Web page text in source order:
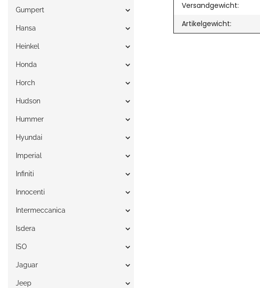
Versandgewicht:
Artikelgewicht:
Gumpert
Hansa
Heinkel
Honda
Horch
Hudson
Hummer
Hyundai
Imperial
Infiniti
Innocenti
Intermeccanica
Isdera
ISO
Jaguar
Jeep